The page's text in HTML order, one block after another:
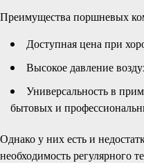
Преимущества поршневых
Доступная цена при
Высокое давление
Универсальность в
бытовых и
Однако у них есть и
необходимость регулярного